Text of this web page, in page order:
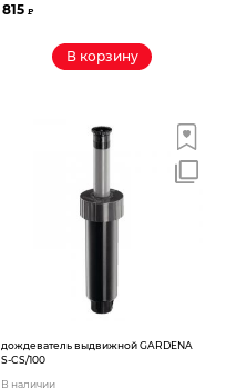
815₽
В корзину
дождеватель выдвижной GARDENA
S-CS/100
В наличии